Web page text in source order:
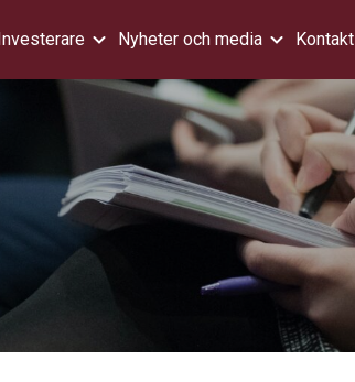
Nyheter och media Kontakt